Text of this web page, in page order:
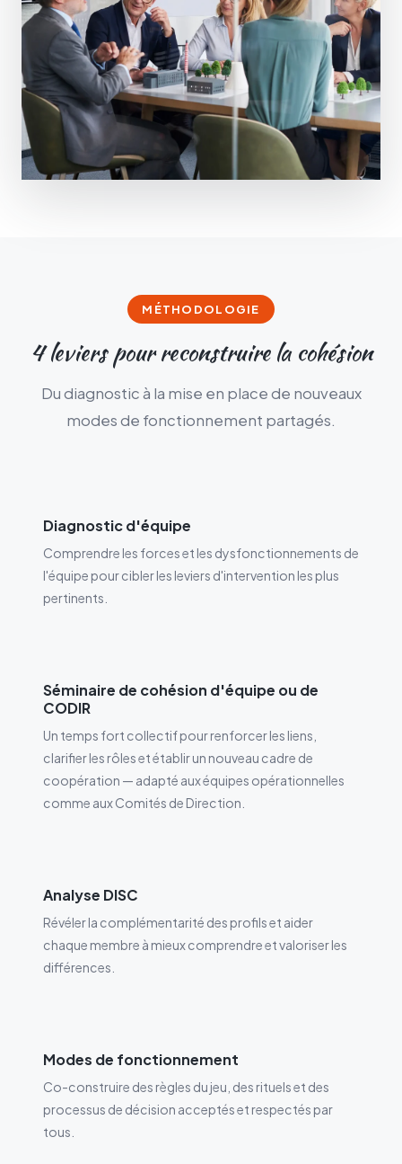
MÉTHODOLOGIE
4leviers pour reconstruire la cohésion
Du diagnostic à la mise en place de nouveaux
modes de fonctionnement partagés.
Diagnostic d'équipe
Comprendre les forces et les dysfonctionnements de
l'équipe pour cibler les leviers d'intervention les plus
pertinents.
Séminaire de cohésion d'équipe ou de
CODIR
Un temps fort collectif pour renforcer les liens,
clarifier les rôles et établir un nouveau cadre de
coopération — adapté aux équipes opérationnelles
comme aux Comités de Direction.
Analyse DISC
Révéler la complémentarité des profils et aider
chaque membre à mieux comprendre et valoriser les
différences.
Modes de fonctionnement
Co-construire des règles du jeu, des rituels et des
processus de décision acceptés et respectés par
tous.